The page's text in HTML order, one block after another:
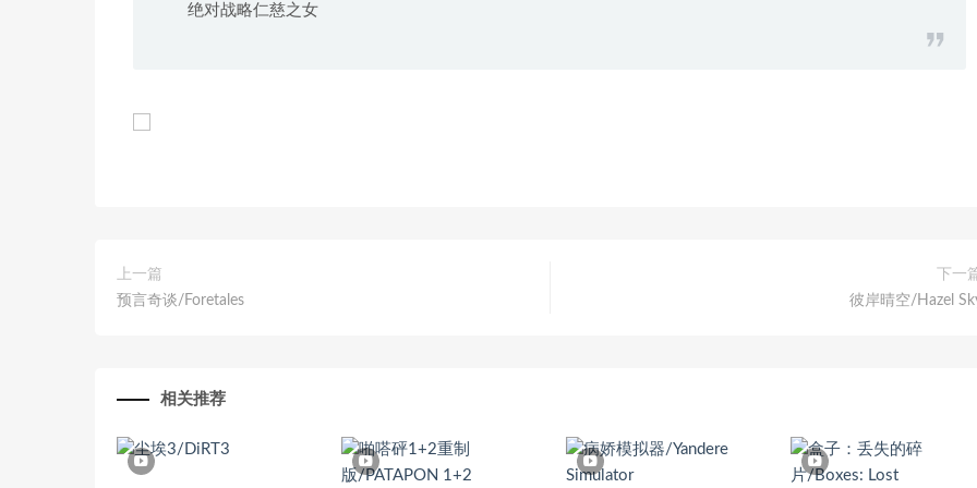
绝对战略仁慈之女
上一篇
预言奇谈/Foretales
下一
彼岸晴空/Hazel
相关推荐